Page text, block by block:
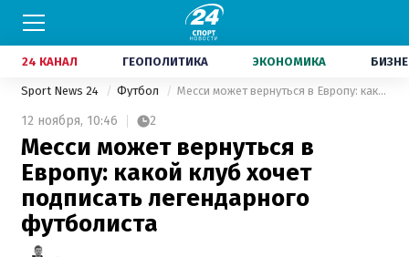
24 КАНАЛ ГЕОПОЛИТИКА ЭКОНОМИКА
Sport News 24 Футбол Месси может вернуться в Европу: какой клуб хочет подписать легендарного футболиста
12 ноября, 10:46 2
Месси может вернуться в
Европу: какой клуб хочет
подписать легендарного
футболиста